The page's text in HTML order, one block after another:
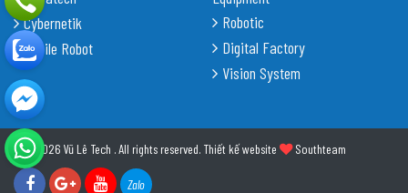
Cybernetik
Mobile Robot
Robotic
Digital Factory
Vision System
© 2026 Vũ Lê Tech . All rights reserved. Thiết kế website Southteam
Zalo